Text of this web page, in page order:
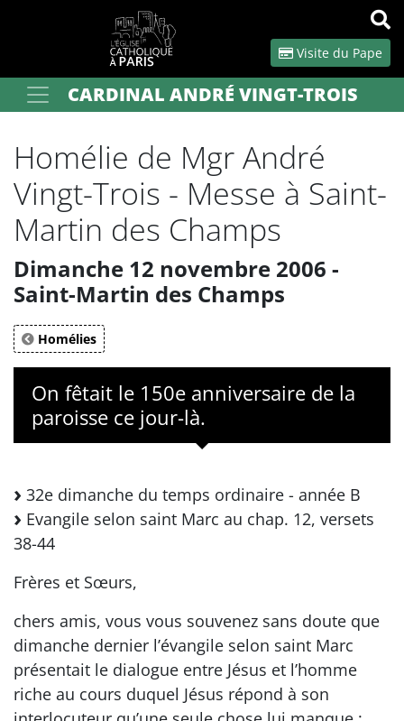
Visite du Pape
Votre recherche OK
CARDINAL ANDRÉ VINGT-TROIS
Homélie de Mgr André
Vingt-Trois - Messe à Saint-
Martin des Champs
Dimanche 12 novembre 2006 -
Saint-Martin des Champs
Homélies
On fêtait le 150e anniversaire de la
paroisse ce jour-là.
32e dimanche du temps ordinaire - année B
Evangile selon saint Marc au chap. 12, versets
38-44
Frères et Sœurs,
chers amis, vous vous souvenez sans doute que
dimanche dernier l’évangile selon saint Marc
présentait le dialogue entre Jésus et l’homme
riche au cours duquel Jésus répond à son
Panneau de gestion des cookies